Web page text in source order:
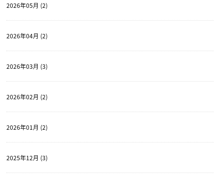
2026年05月 (2)
2026年04月 (2)
2026年03月 (3)
2026年02月 (2)
2026年01月 (2)
2025年12月 (3)